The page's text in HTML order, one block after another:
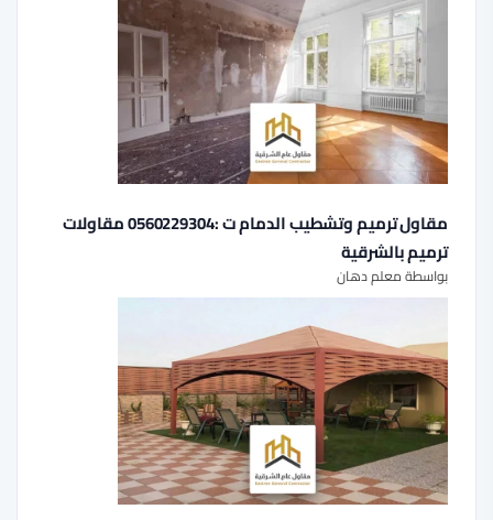
مقاول ترميم وتشطيب الدمام ت :0560229304 مقاولات
ترميم بالشرقية
بواسطة معلم دهان